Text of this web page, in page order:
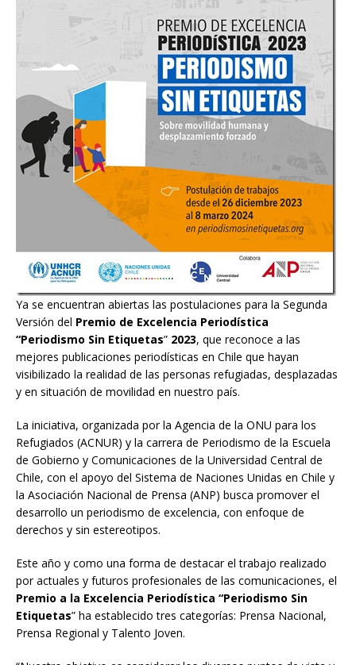
Ya se encuentran abiertas las postulaciones para la Segunda
Versión del Premio de Excelencia Periodística
“Periodismo Sin Etiquetas” 2023, que reconoce a las
mejores publicaciones periodísticas en Chile que hayan
visibilizado la realidad de las personas refugiadas, desplazadas
y en situación de movilidad en nuestro país.
La iniciativa, organizada por la Agencia de la ONU para los
Refugiados (ACNUR) y la carrera de Periodismo de la Escuela
de Gobierno y Comunicaciones de la Universidad Central de
Chile, con el apoyo del Sistema de Naciones Unidas en Chile y
la Asociación Nacional de Prensa (ANP) busca promover el
desarrollo un periodismo de excelencia, con enfoque de
derechos y sin estereotipos.
Este año y como una forma de destacar el trabajo realizado
por actuales y futuros profesionales de las comunicaciones, el
Premio a la Excelencia Periodística “Periodismo Sin
Etiquetas” ha establecido tres categorías: Prensa Nacional,
Prensa Regional y Talento Joven.